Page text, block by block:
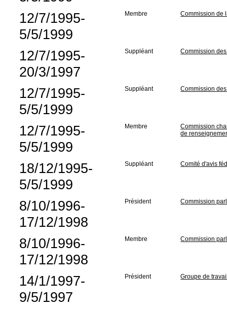
12/7/1995-
5/5/1999
Membre Commission de
12/7/1995-
20/3/1997
Suppléant Commission
12/7/1995-
5/5/1999
Suppléant Commission
12/7/1995-
5/5/1999
Membre
Commission
de
18/12/1995-
5/5/1999
Suppléant Comité d'avis
8/10/1996-
17/12/1998
Président Commission
8/10/1996-
17/12/1998
Membre Commission
14/1/1997-
9/5/1997
Président Groupe de